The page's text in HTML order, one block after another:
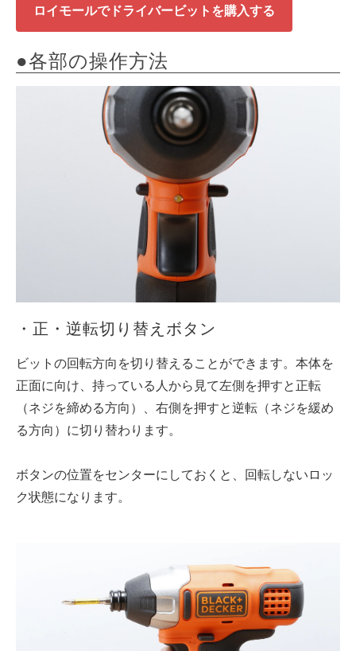
ロイモールでドライバービットを購入する
●各部の操作方法
・正・逆転切り替えボタン
ビットの回転方向を切り替えることができます。本体を
正面に向け、持っている人から見て左側を押すと正転
（ネジを締める方向）、右側を押すと逆転（ネジを緩め
る方向）に切り替わります。
ボタンの位置をセンターにしておくと、回転しないロッ
ク状態になります。